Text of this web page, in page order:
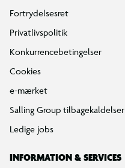
Fortrydelsesret
Privatlivspolitik
Konkurrencebetingelser
Cookies
e-mærket
Salling Group tilbagekaldelser
Ledige jobs
INFORMATION & SERVICES